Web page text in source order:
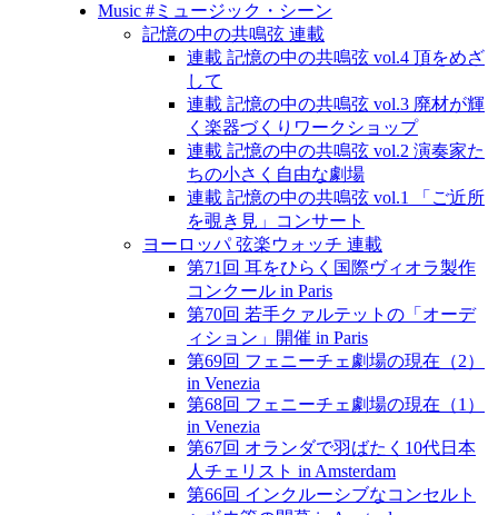
Music #ミュージック・シーン
記憶の中の共鳴弦 連載
連載 記憶の中の共鳴弦 vol.4 頂をめざ
して
連載 記憶の中の共鳴弦 vol.3 廃材が輝
く楽器づくりワークショップ
連載 記憶の中の共鳴弦 vol.2 演奏家た
ちの小さく自由な劇場
連載 記憶の中の共鳴弦 vol.1 「ご近所
を覗き見」コンサート
ヨーロッパ 弦楽ウォッチ 連載
第71回 耳をひらく国際ヴィオラ製作
コンクール in Paris
第70回 若手クァルテットの「オーデ
ィション」開催 in Paris
第69回 フェニーチェ劇場の現在（2）
in Venezia
第68回 フェニーチェ劇場の現在（1）
in Venezia
第67回 オランダで羽ばたく10代日本
人チェリスト in Amsterdam
第66回 インクルーシブなコンセルト